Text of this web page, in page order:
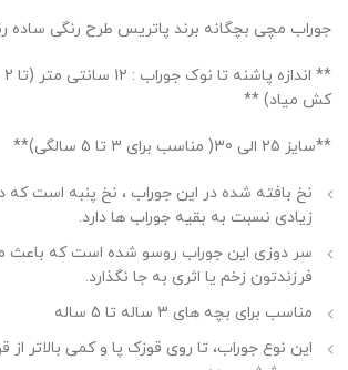
جوراب مچی بچگانه برند پاتریس طرح رنگی
کش میاد) **
**سایز 25 الی 30( مناسب برای 3 تا 5 سالگی)**
نخ بافته شده در این جوراب ، نخ پنبه است که
زیادی نسبت به بقیه جوراب ها دارد.
سر دوزی این جوراب روسو شده است که باعث
فرزندتون زخم یا اثری به جا نگذارد.
مناسب برای بچه های 3 ساله تا 5 ساله
این نوع جوراب، تا روی قوزک پا و کمی بالاتر از